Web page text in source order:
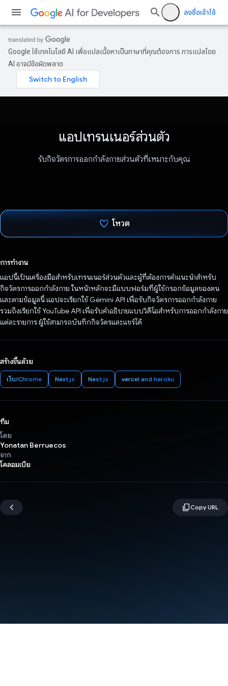
ลงชื่อเข้าใช้
Google ใช้เทคโนโลยี AI เพื่อแปลเนื้อหาเป็นภาษาที่คุณต้องการ การแปลโดย
AI อาจมีข้อผิดพลาด
แอปเทรนเนอร์ส่วนตัว
รับกิจวัตรการออกกำลังกายส่วนตัวที่เหมาะกับคุณ
โหวต
การทำงาน
แอปนี้เป็นเครื่องมือสำหรับเทรนเนอร์ส่วนตัวและผู้ที่ต้องการคำแนะนำสำหรับ
กิจวัตรการออกกำลังกาย ในหน้าหลักจะมีแบบฟอร์มที่ผู้ใช้กรอกข้อมูลของตน
และตามข้อมูลนี้ แอปจะเรียกใช้ Gémini API เพื่อรับกิจวัตรการออกกำลังกาย
รวมถึงเรียกใช้ YouTube API เพื่อรับคำอธิบายแบบวิดีโอสำหรับการออกกำลังกาย
แต่ละรายการ ผู้ใช้สามารถบันทึกกิจวัตรและแชร์ได้
สร้างขึ้นด้วย
เว็บ/Chrome Next.js Nest.js vercel and heroku
ทีม
โดย
Yonatan Berruecos
จาก
โคลอมเบีย